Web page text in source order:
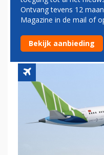
BAMBOO
EERSTE
ONTVANGST
Ontvang tevens 12
Magazine in de mail of
Bekijk aanbieding